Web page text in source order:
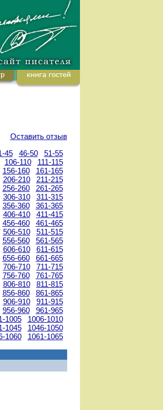
Оставить отзыв
45 46-50
51-55
106-110
111-115
156-160
161-165
206-210
211-215
256-260
261-265
306-310
311-315
356-360
361-365
406-410
411-415
456-460
461-465
506-510
511-515
556-560
561-565
606-610
611-615
656-660
661-665
706-710
711-715
756-760
761-765
806-810
811-815
856-860
861-865
906-910
911-915
956-960
961-965
1005
1006-1010
1045
1046-1050
1060 1061-1065